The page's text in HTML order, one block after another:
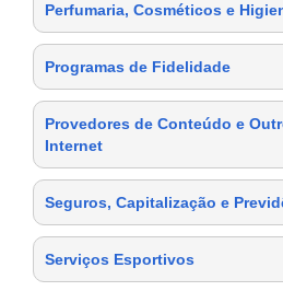
Perfumaria, Cosméticos e
Programas de Fidelidade
Provedores de Conteúdo e
Internet
Seguros, Capitalização e
Serviços Esportivos